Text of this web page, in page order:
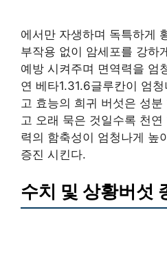
에서만 자생하며 독특하게
부작용 없이 암세포를 강하
예방 시켜주며 면역력을 엄
연 베타1.31.6글루칸이 엄
고 효능의 희귀 버섯은 성
고 오래 묵은 것일수록 천
력의 함축성이 엄청나게 높
증진 시킨다.
수치 및 상황버섯